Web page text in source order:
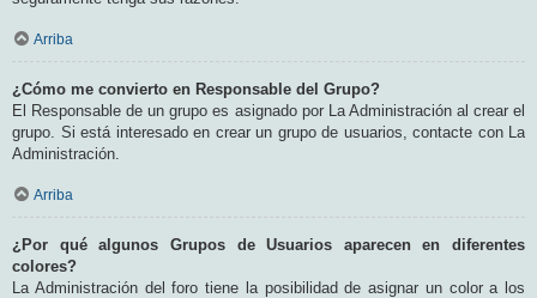
Arriba
¿Cómo me convierto en Responsable del Grupo?
El Responsable de un grupo es asignado por La Administración al crear el
grupo. Si está interesado en crear un grupo de usuarios, contacte con La
Administración.
Arriba
¿Por qué algunos Grupos de Usuarios aparecen en diferentes
colores?
La Administración del foro tiene la posibilidad de asignar un color a los